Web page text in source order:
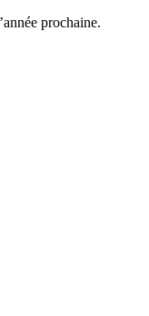
prochaine.